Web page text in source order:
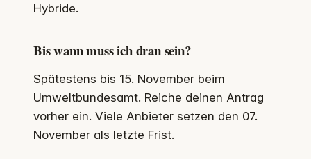
Hybride.
Bis wann muss ich dran sein?
Spätestens bis 15. November beim
Umweltbundesamt. Reiche deinen Antrag
vorher ein. Viele Anbieter setzen den 07.
November als letzte Frist.